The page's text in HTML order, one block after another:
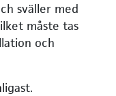
sväller med
måste tas
och